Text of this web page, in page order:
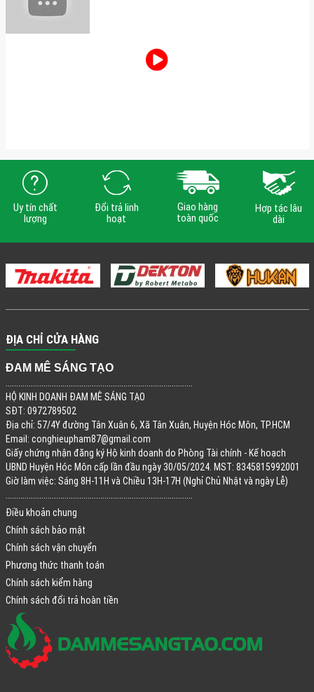
Uy tín chất
lượng
Đổi trả linh
hoạt
Giao hàng
toàn quốc
Hợp tác lâu
dài
ĐỊA CHỈ CỬA HÀNG
ĐAM MÊ SÁNG TẠO
.........................................................................................
HỘ KINH DOANH ĐAM MÊ SÁNG TẠO
SĐT: 0972789502
Địa chỉ: 57/4Y đường Tân Xuân 6, Xã Tân Xuân, Huyện Hóc Môn, TP.HCM
Email: conghieupham87@gmail.com
Giấy chứng nhận đăng ký Hộ kinh doanh do Phòng Tài chính - Kế hoạch
UBND Huyện Hóc Môn cấp lần đầu ngày 30/05/2024. MST: 8345815992001
Giờ làm việc: Sáng 8H-11H và Chiều 13H-17H (Nghỉ Chủ Nhật và ngày Lễ)
.........................................................................................
Điều khoản chung
Chính sách bảo mật
Chính sách vận chuyển
Phương thức thanh toán
Chính sách kiểm hàng
Chính sách đổi trả hoàn tiền